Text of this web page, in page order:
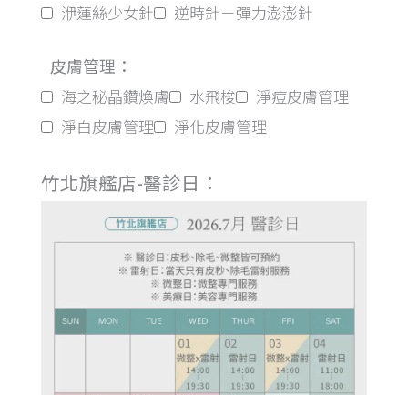
洢蓮絲少女針
逆時針－彈力澎澎針
皮膚管理：
海之秘晶鑽煥膚 水飛梭
淨痘皮膚管理
淨白皮膚管理
淨化皮膚管理
竹北旗艦店-醫診日：